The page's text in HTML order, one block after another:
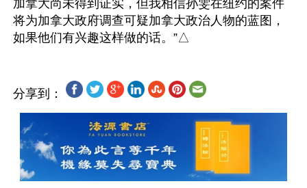
加拿大尚未得到证实，但我相信孙雯在纽约的案件
将为加拿大政府调查可疑加拿大政治人物的蓝图，
分享到：